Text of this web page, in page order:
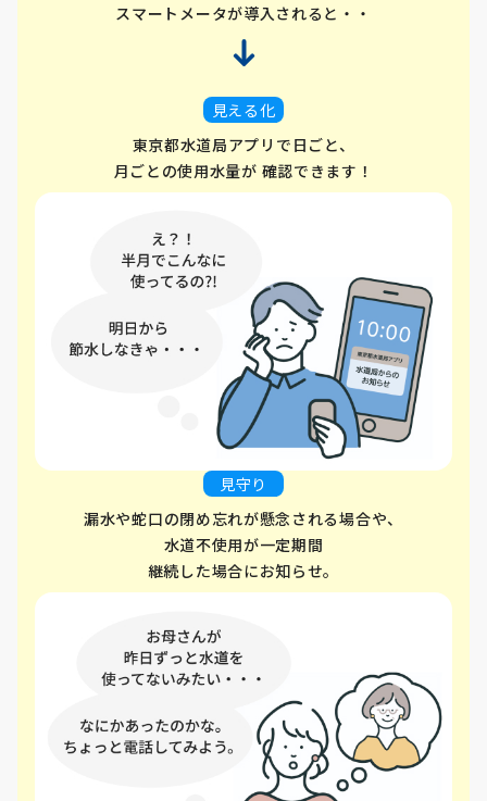
スマートメータが導入されると・・
見える化
東京都水道局アプリで日ごと、
月ごとの使用水量が 確認できます！
見守り
漏水や蛇口の閉め忘れが懸念される場合や、
水道不使用が一定期間
継続した場合にお知らせ。